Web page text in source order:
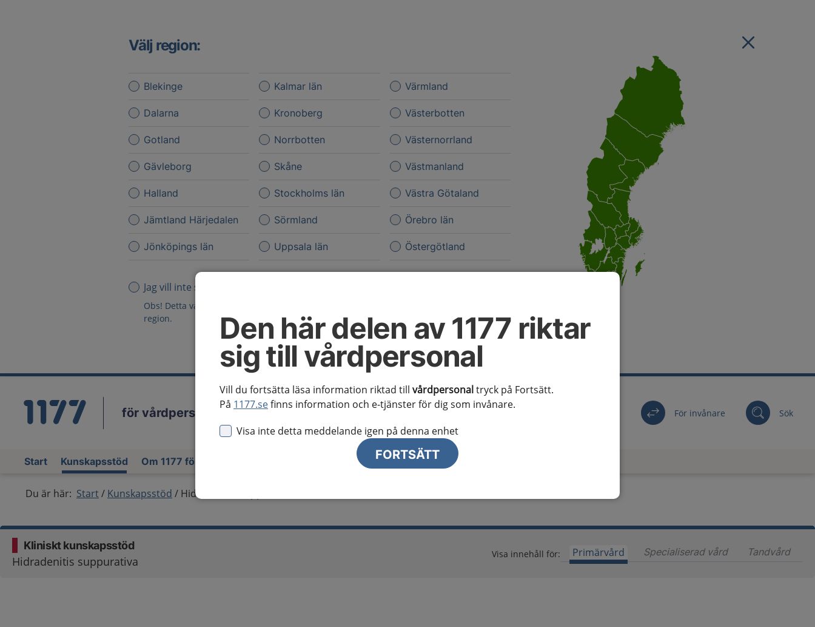
Den här delen av 1177 riktar
sig till vårdpersonal
Vill du fortsätta läsa information riktad till vårdpersonaltryck på Fortsätt.
På 1177.sefinns information och e-tjänster för dig som invånare.
Visa inte detta meddelande igen på denna enhet
FORTSÄTT
Välj region:
Blekinge
Dalarna
Gotland
Gävleborg
Halland
Jämtland Härjedalen
Jönköpings län
Kalmar län
Kronoberg
Norrbotten
Skåne
Stockholms län
Sörmland
Uppsala län
Värmland
Västerbotten
Västernorrland
Västmanland
Västra Götaland
Örebro län
Östergötland
Jag vill inte se någon regional information
Obs! Detta val innebär att du inte ser regionalt innehåll och viktig information som gäller just din
region.
för vårdpersonal Välj region För invånare Sök
Start Kunskapsstöd Om 1177 för vårdpersonal
Du är här: Start Kunskapsstöd Hidradenitis suppurativa
Kliniskt kunskapsstöd
Hidradenitis suppurativa
Visa innehåll för: Primärvård Specialiserad vårdInnehåll för
Tandvård